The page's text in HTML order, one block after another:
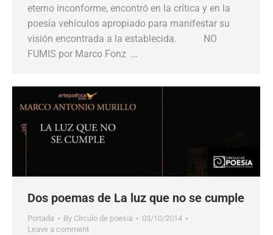
eterno inconforme, encontró en la crítica y en la
poesía vehículos apropiado para manifestar su
visión encontrada a la establecida. NO
FUMIS por Marco Fonz …
Dos poemas de La luz que no se cumple
Portada By Círculo de poesía
03/10/2014
Leave a comment